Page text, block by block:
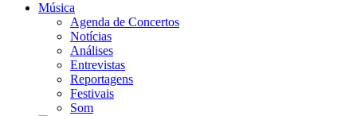
Música
Agenda de Concertos
Notícias
Análises
Entrevistas
Reportagens
Festivais
Som